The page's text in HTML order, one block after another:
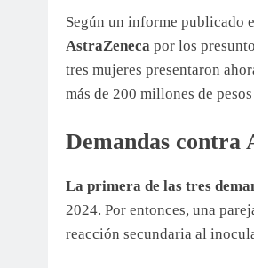
Según un informe publicado
AstraZeneca por los
tres mujeres presentaron
más de 200 millones de
Demandas contra
La primera de las tres
2024. Por entonces, una
reacción secundaria al